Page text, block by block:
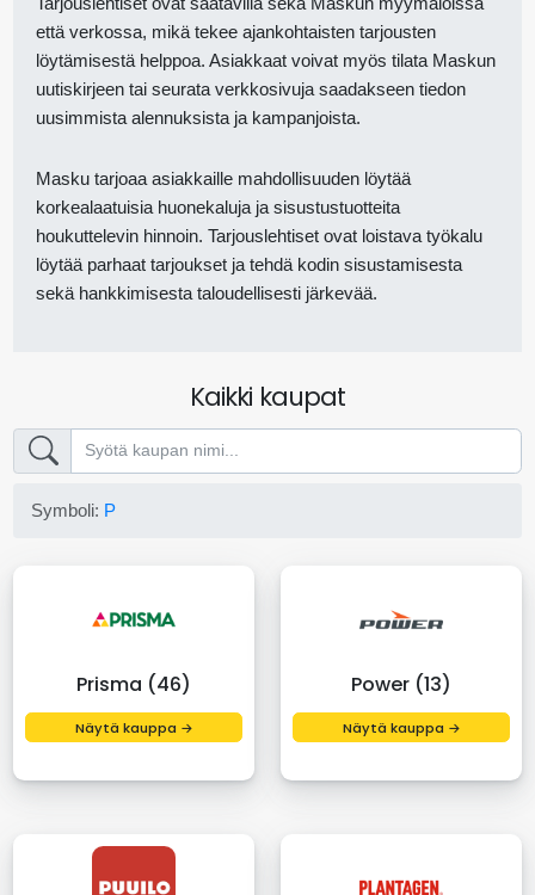
että verkossa, mikä tekee ajankohtaisten tarjousten
löytämisestä helppoa. Asiakkaat voivat myös tilata Maskun
uutiskirjeen tai seurata verkkosivuja saadakseen tiedon
uusimmista alennuksista ja kampanjoista.
Masku tarjoaa asiakkaille mahdollisuuden löytää
korkealaatuisia huonekaluja ja sisustustuotteita
houkuttelevin hinnoin. Tarjouslehtiset ovat loistava työkalu
löytää parhaat tarjoukset ja tehdä kodin sisustamisesta
sekä hankkimisesta taloudellisesti järkevää.
Kaikki kaupat
Symboli: P
Prisma (46)
Näytä kauppa →
Power (13)
Näytä kauppa →